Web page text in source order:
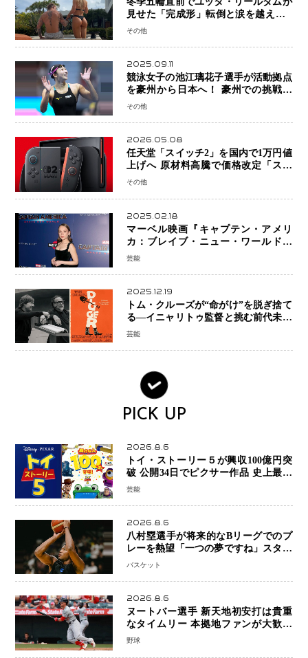
見せた「完成形」転倒と涙を越えて─
ミラノで金を狙うオランダ女王の現在
その他
2025.09.11
競泳女子の池江璃花子選手が活動拠点
を豪州から日本へ！ 豪州での挑戦を
糧に、28年ロサンゼルス五輪へ再始動
その他
2026.05.08
任天堂「スイッチ2」を国内で1万円値
上げへ 原材料高騰で価格改定「スイ
ッチオンライン」も引き上げ
その他
2025.02.18
マーベル映画『キャプテン・アメリ
カ：ブレイブ・ニュー・ワールド』
新ブラック・ウィドウ役のシラ・ハー
芸能
2025.12.19
トム・クルーズが“命がけ”を脱ぎ捨て
る―イニャリトゥ監督と挑む前代未聞
の大惨事コメディ「DIGGER ディガ
芸能
PICK UP
2026.8.6
トイ・ストーリー５が興収100億円突
破 公開34日でピクサー作品 史上最速
日本歴代シリーズ最高更新も目前
芸能
2026.8.6
八村塁選手が将来的なBリーグでのプ
レーを熱望「一つの夢ですね」スター
帰還がリーグ価値を押し上げる可能性
バスケット
2026.8.6
ヌートバー選手 新天地初安打は貴重
なタイムリー 本拠地ファンが大歓声
笑顔で歓喜
野球